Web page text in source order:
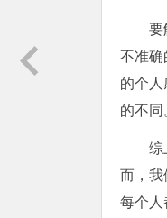
要
不准确
的个
的不同
综
而，我
每个人